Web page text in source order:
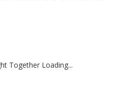
Together Loading...